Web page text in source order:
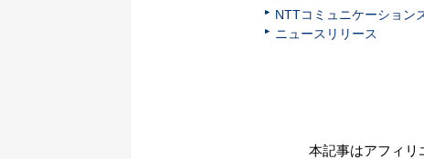
NTTコミュニケーション
ニュースリリース
本記事はアフィリ